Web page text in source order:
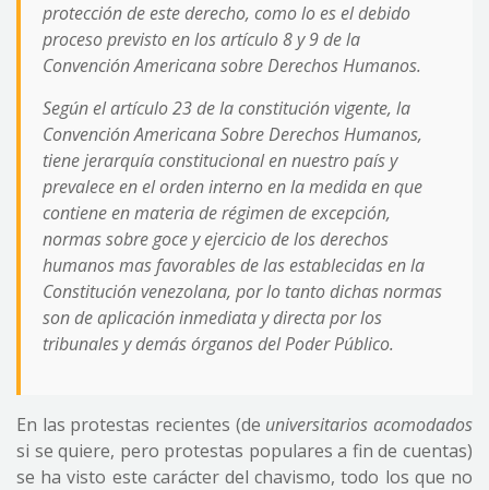
protección de este derecho, como lo es el debido
proceso previsto en los artículo 8 y 9 de la
Convención Americana sobre Derechos Humanos.
Según el artículo 23 de la constitución vigente, la
Convención Americana Sobre Derechos Humanos,
tiene jerarquía constitucional en nuestro país y
prevalece en el orden interno en la medida en que
contiene en materia de régimen de excepción,
normas sobre goce y ejercicio de los derechos
humanos mas favorables de las establecidas en la
Constitución venezolana, por lo tanto dichas normas
son de aplicación inmediata y directa por los
tribunales y demás órganos del Poder Público.
En las protestas recientes (de universitarios acomodados
si se quiere, pero protestas populares a fin de cuentas)
se ha visto este carácter del chavismo, todo los que no